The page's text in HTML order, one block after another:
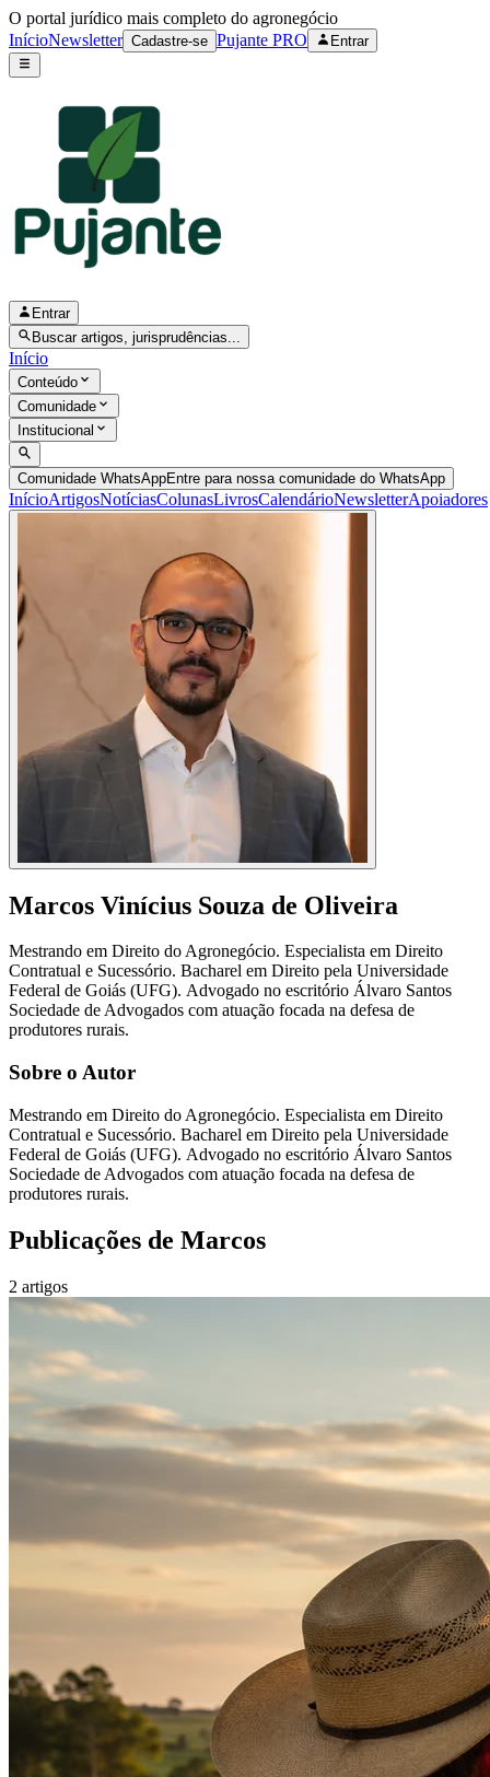
O portal jurídico mais completo do agronegócio
InícioNewsletter Cadastre-se Pujante PRO Entrar
Entrar
Buscar artigos, jurisprudências...
Início
Conteúdo
Comunidade
Institucional
Comunidade WhatsAppEntre para nossa comunidade do WhatsApp
InícioArtigosNotíciasColunasLivrosCalendárioNewsletterApoiadores
Marcos Vinícius Souza de Oliveira
Mestrando em Direito do Agronegócio. Especialista em Direito
Contratual e Sucessório. Bacharel em Direito pela Universidade
Federal de Goiás (UFG). Advogado no escritório Álvaro Santos
Sociedade de Advogados com atuação focada na defesa de
produtores rurais.
Sobre o Autor
Mestrando em Direito do Agronegócio. Especialista em Direito
Contratual e Sucessório. Bacharel em Direito pela Universidade
Federal de Goiás (UFG). Advogado no escritório Álvaro Santos
Sociedade de Advogados com atuação focada na defesa de
produtores rurais.
Publicações de Marcos
2 artigos